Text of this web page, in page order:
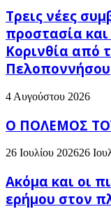
Τρεις νέες
προστασία
Κορινθία από
Πελοποννήσου
4 Αυγούστου 2026
Ο ΠΟΛΕΜΟΣ
26 Ιουλίου 202626
Ακόμα και οι
ερήμου στον